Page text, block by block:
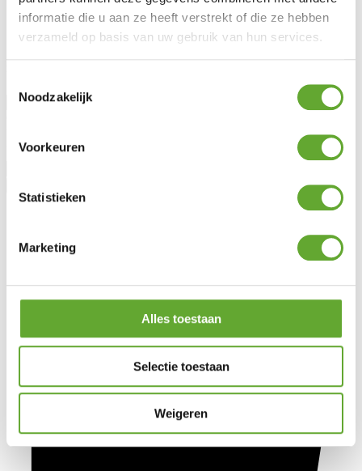
informatie die u aan ze heeft verstrekt of die ze hebben
verzameld op basis van uw gebruik van hun services.
Noodzakelijk
Voorkeuren
Statistieken
Marketing
Alles toestaan
Selectie toestaan
Weigeren
Blog
Lotto Cycling
Jobs
Nom